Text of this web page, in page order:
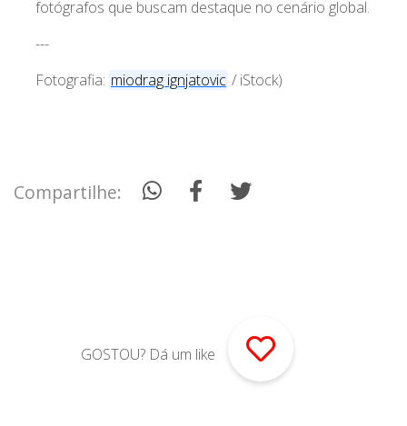
fotógrafos que buscam destaque no cenário global.
---
Fotografia: miodrag ignjatovic / iStock)
Compartilhe:
GOSTOU? Dá um like